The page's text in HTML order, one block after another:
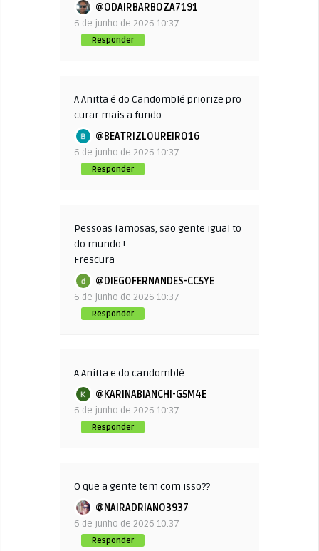
@ODAIRBARBOZA7191
6 de junho de 2026 10:37
Responder
A Anitta é do Candomblé priorize pro
curar mais a fundo
@BEATRIZLOUREIRO16
6 de junho de 2026 10:37
Responder
Pessoas famosas, são gente igual to
do mundo.!
Frescura
@DIEGOFERNANDES-CC5YE
6 de junho de 2026 10:37
Responder
A Anitta e do candomblé
@KARINABIANCHI-G5M4E
6 de junho de 2026 10:37
Responder
O que a gente tem com isso??
@NAIRADRIANO3937
6 de junho de 2026 10:37
Responder